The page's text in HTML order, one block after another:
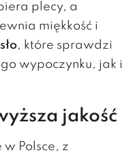
plecy, a
miękkość i
, które sprawdzi
wypoczynku, jak i
jakość
Polsce, z